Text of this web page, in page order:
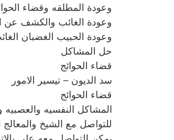
وعودة المطلقه وقضاء
وعودة الغائب والكشف عن
وعودة الحبيب الغضبان
حل المشاكل
قضاء الحوائج
سد الديون – تيسير الامور
قضاء الحوائج
المشاكل النفسيه والعصبيه
للتواصل مع الشيخ والمعالج